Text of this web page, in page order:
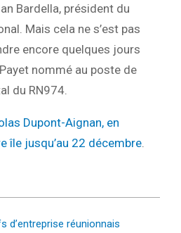
Bardella, président du
Mais cela ne s’est pas
encore quelques jours
nommé au poste de
du RN974.
Dupont-Aignan, en
île jusqu’au 22 décembre
d’entreprise réunionnais